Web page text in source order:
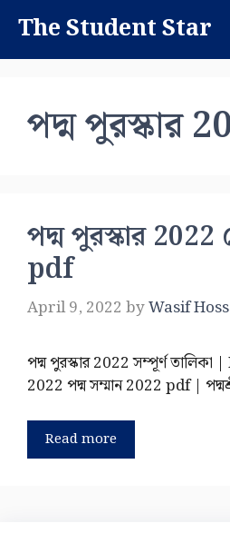
content
The Student Star
পদ্ম পুরস্কার
পদ্ম পুরস্কার 2022
pdf
April 9, 2022 byWasif
পদ্ম পুরস্কার 2022 সম্পূর্ণ
2022 পদ্ম সম্মান 2022 pdf |
Read more